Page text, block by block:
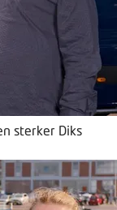
sterker Diks